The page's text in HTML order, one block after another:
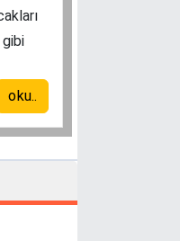
oku..